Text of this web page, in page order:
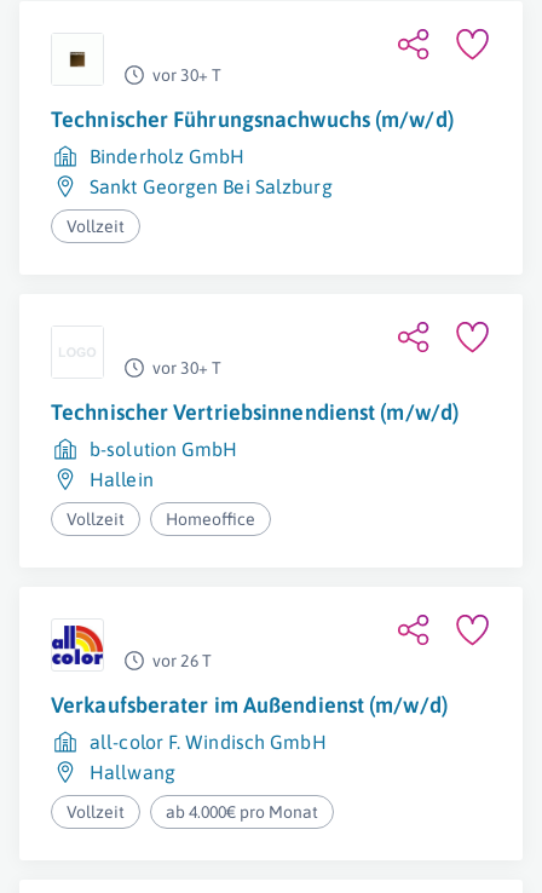
vor 30+ T
Technischer Führungsnachwuchs (m/w/d)
Binderholz GmbH
Sankt Georgen Bei Salzburg
Vollzeit
vor 30+ T
Technischer Vertriebsinnendienst (m/w/d)
b-solution GmbH
Hallein
Vollzeit Homeoffice
vor 26 T
Verkaufsberater im Außendienst (m/w/d)
all-color F. Windisch GmbH
Hallwang
Vollzeit ab 4.000€ pro Monat